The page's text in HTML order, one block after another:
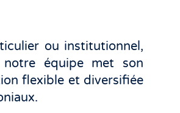
ou institutionnel,
notre équipe met son
flexible et diversifiée